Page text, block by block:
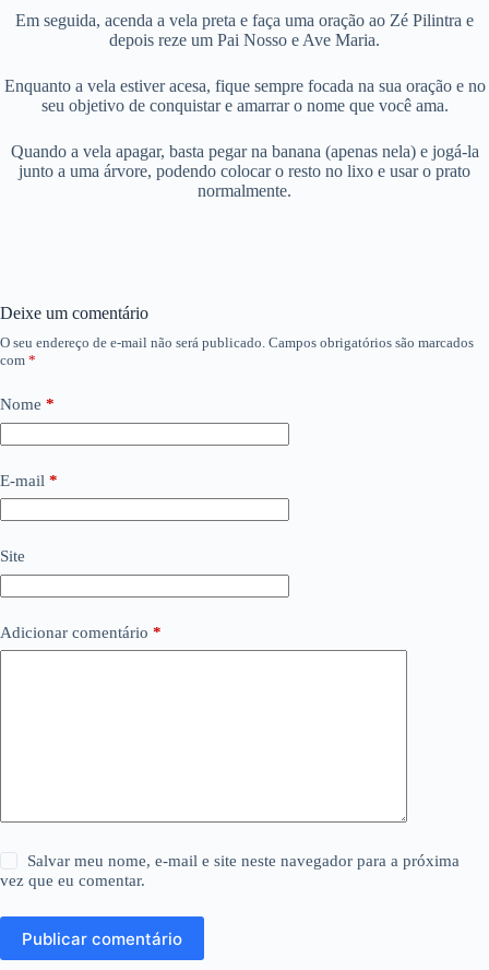
Em seguida, acenda a vela preta e faça uma oração ao Zé Pilintra e
depois reze um Pai Nosso e Ave Maria.
Enquanto a vela estiver acesa, fique sempre focada na sua oração e no
seu objetivo de conquistar e amarrar o nome que você ama.
Quando a vela apagar, basta pegar na banana (apenas nela) e jogá-la
junto a uma árvore, podendo colocar o resto no lixo e usar o prato
normalmente.
Deixe um comentário
O seu endereço de e-mail não será publicado. Campos obrigatórios são marcados
com *
Nome *
E-mail *
Site
Adicionar comentário *
Salvar meu nome, e-mail e site neste navegador para a próxima
vez que eu comentar.
Publicar comentário